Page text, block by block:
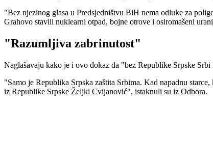
"Bez njezinog glasa u Predsjedništvu BiH nema odluke za
Grahovo stavili nuklearni otpad, bojne otrove i osiromašeni
"Razumljiva zabrinutost"
Naglašavaju kako je i ovo dokaz da "bez Republike Srpske
"Samo je Republika Srpska zaštita Srbima. Kad napadnu
iz Republike Srpske Željki Cvijanović", istaknuli su iz Odbora.